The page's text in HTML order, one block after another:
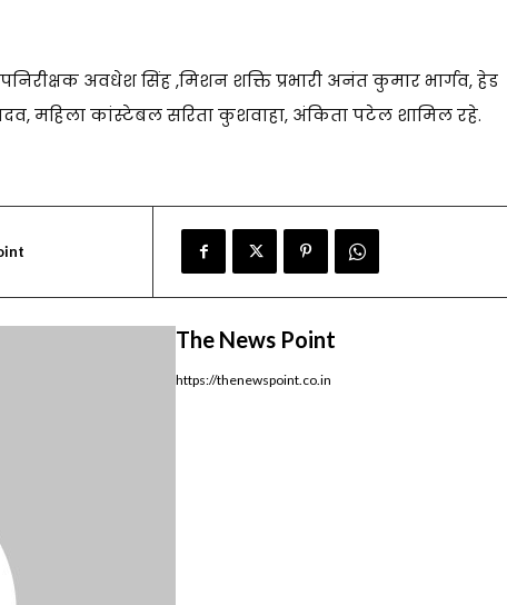
अवधेश सिंह ,मिशन शक्ति प्रभारी अनंत कुमार भार्गव, हेड
महिला कांस्टेबल सरिता कुशवाहा, अंकिता पटेल शामिल रहे.
The News Point
https://thenewspoint.co.in